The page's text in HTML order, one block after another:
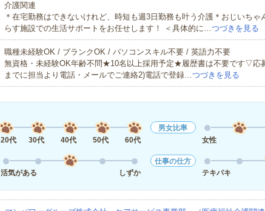
介護関連
＊在宅勤務はできないけれど、時短も週3日勤務も叶う介護＊おじいちゃ
らす施設での生活サポートをお任せします！ ＜具体的に…つづきを見る
職種未経験OK / ブランクOK / パソコンスキル不要 / 英語力不要
無資格・未経験OK年齢不問★10名以上採用予定★履歴書は不要です▽応
までに担当より電話・メールでご連絡2)電話で登録…つづきを見る
20代
30代 40代 50代 60代
男女比率
女性
活気がある
しずか
仕事の仕方
テキパキ